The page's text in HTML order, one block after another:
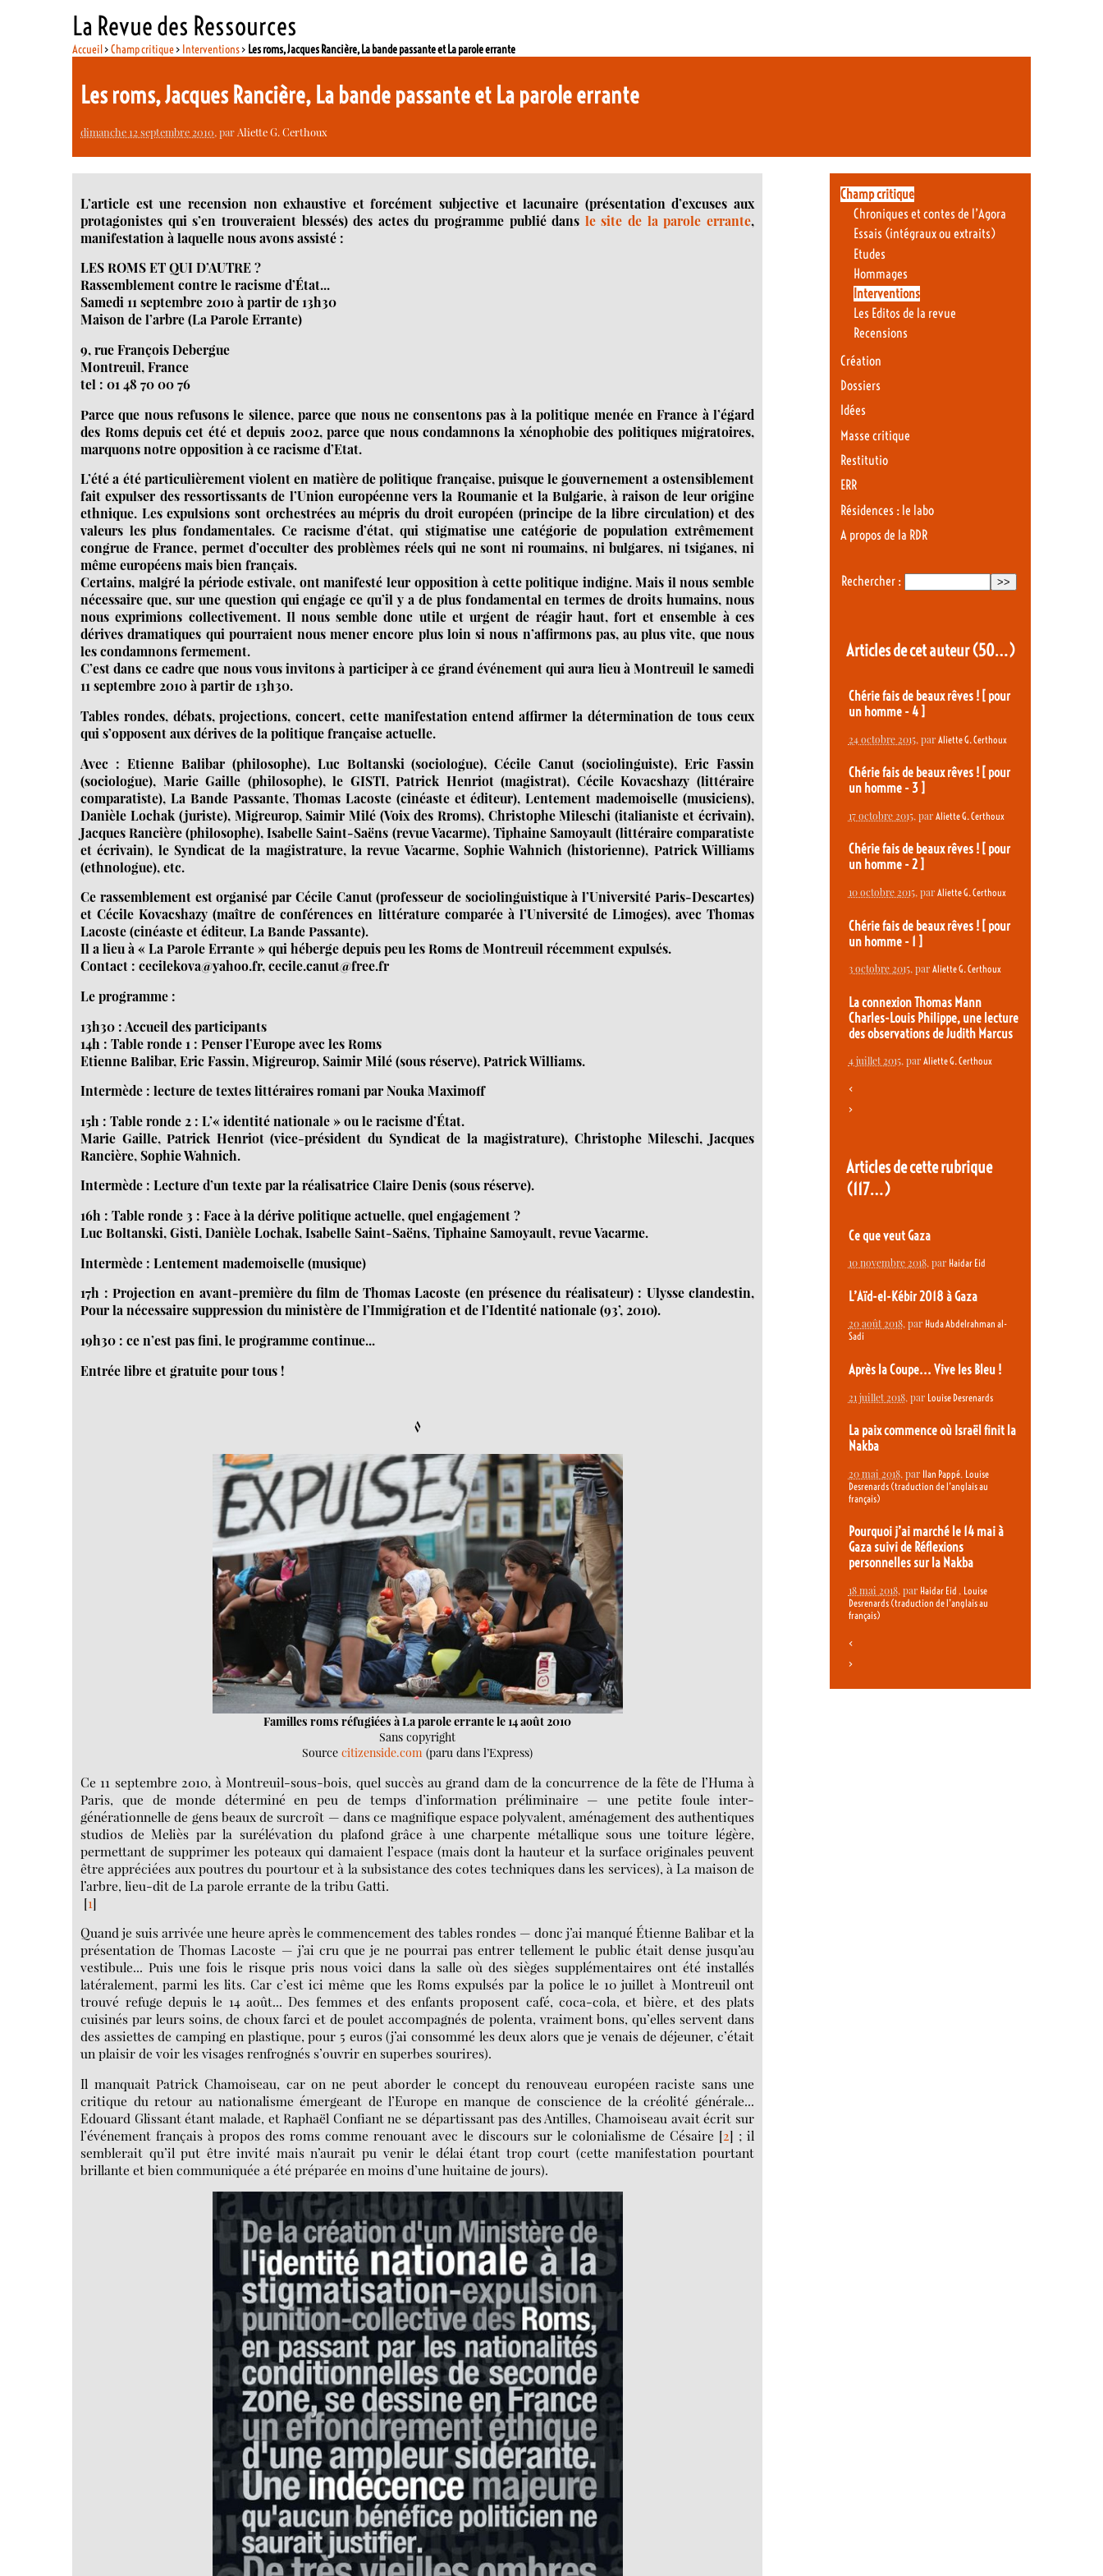
La Revue des Ressources
Accueil>Champ critique> Interventions> Les roms, Jacques Rancière, La bande passante et La parole errante
Les roms, Jacques Rancière, La bande passante et La parole errante
dimanche 12 septembre 2010, parAliette G. Certhoux
L’article est une recension non exhaustive et forcément subjective et lacunaire (présentation d’excuses aux
protagonistes qui s’en trouveraient blessés) des actes du programme publié dans le site de la parole errante,
manifestation à laquelle nous avons assisté :
LES ROMS ET QUI D’AUTRE ?
Rassemblement contre le racisme d’État...
Samedi 11 septembre 2010 à partir de 13h30
Maison de l’arbre (La Parole Errante)
9, rue François Debergue
Montreuil, France
tel : 01 48 70 00 76
Parce que nous refusons le silence, parce que nous ne consentons pas à la politique menée en France à l’égard
des Roms depuis cet été et depuis 2002, parce que nous condamnons la xénophobie des politiques migratoires,
marquons notre opposition à ce racisme d’Etat.
L’été a été particulièrement violent en matière de politique française, puisque le gouvernement a ostensiblement
fait expulser des ressortissants de l’Union européenne vers la Roumanie et la Bulgarie, à raison de leur origine
ethnique. Les expulsions sont orchestrées au mépris du droit européen (principe de la libre circulation) et des
valeurs les plus fondamentales. Ce racisme d’état, qui stigmatise une catégorie de population extrêmement
congrue de France, permet d’occulter des problèmes réels qui ne sont ni roumains, ni bulgares, ni tsiganes, ni
même européens mais bien français.
Certains, malgré la période estivale, ont manifesté leur opposition à cette politique indigne. Mais il nous semble
nécessaire que, sur une question qui engage ce qu’il y a de plus fondamental en termes de droits humains, nous
nous exprimions collectivement. Il nous semble donc utile et urgent de réagir haut, fort et ensemble à ces
dérives dramatiques qui pourraient nous mener encore plus loin si nous n’affirmons pas, au plus vite, que nous
les condamnons fermement.
C’est dans ce cadre que nous vous invitons à participer à ce grand événement qui aura lieu à Montreuil le samedi
11 septembre 2010 à partir de 13h30.
Tables rondes, débats, projections, concert, cette manifestation entend affirmer la détermination de tous ceux
qui s’opposent aux dérives de la politique française actuelle.
Avec : Etienne Balibar (philosophe), Luc Boltanski (sociologue), Cécile Canut (sociolinguiste), Eric Fassin
(sociologue), Marie Gaille (philosophe), le GISTI, Patrick Henriot (magistrat), Cécile Kovacshazy (littéraire
comparatiste), La Bande Passante, Thomas Lacoste (cinéaste et éditeur), Lentement mademoiselle (musiciens),
Danièle Lochak (juriste), Migreurop, Saimir Milé (Voix des Rroms), Christophe Mileschi (italianiste et écrivain),
Jacques Rancière (philosophe), Isabelle Saint-Saëns (revue Vacarme), Tiphaine Samoyault (littéraire comparatiste
et écrivain), le Syndicat de la magistrature, la revue Vacarme, Sophie Wahnich (historienne), Patrick Williams
(ethnologue), etc.
Ce rassemblement est organisé par Cécile Canut (professeur de sociolinguistique à l’Université Paris-Descartes)
et Cécile Kovacshazy (maître de conférences en littérature comparée à l’Université de Limoges), avec Thomas
Lacoste (cinéaste et éditeur, La Bande Passante).
Il a lieu à « La Parole Errante » qui héberge depuis peu les Roms de Montreuil récemment expulsés.
Contact : cecilekova@yahoo.fr, cecile.canut@free.fr
Le programme :
13h30 : Accueil des participants
14h : Table ronde 1 : Penser l’Europe avec les Roms
Etienne Balibar, Eric Fassin, Migreurop, Saimir Milé (sous réserve), Patrick Williams.
Intermède : lecture de textes littéraires romani par Nouka Maximoff
15h : Table ronde 2 : L’« identité nationale » ou le racisme d’État.
Marie Gaille, Patrick Henriot (vice-président du Syndicat de la magistrature), Christophe Mileschi, Jacques
Rancière, Sophie Wahnich.
Intermède : Lecture d’un texte par la réalisatrice Claire Denis (sous réserve).
16h : Table ronde 3 : Face à la dérive politique actuelle, quel engagement ?
Luc Boltanski, Gisti, Danièle Lochak, Isabelle Saint-Saëns, Tiphaine Samoyault, revue Vacarme.
Intermède : Lentement mademoiselle (musique)
17h : Projection en avant-première du film de Thomas Lacoste (en présence du réalisateur) : Ulysse clandestin,
Pour la nécessaire suppression du ministère de l’Immigration et de l’Identité nationale (93’, 2010).
19h30 : ce n’est pas fini, le programme continue...
Entrée libre et gratuite pour tous !
◊
Familles roms réfugiées à La parole errante le 14 août 2010
Sans copyright
Sourcecitizenside.com (paru dans l’Express)
Ce 11 septembre 2010, à Montreuil-sous-bois, quel succès au grand dam de la concurrence de la fête de l’Huma à
Paris, que de monde déterminé en peu de temps d’information préliminaire — une petite foule inter-
générationnelle de gens beaux de surcroît — dans ce magnifique espace polyvalent, aménagement des authentiques
studios de Meliès par la surélévation du plafond grâce à une charpente métallique sous une toiture légère,
permettant de supprimer les poteaux qui damaient l’espace (mais dont la hauteur et la surface originales peuvent
être appréciées aux poutres du pourtour et à la subsistance des cotes techniques dans les services), à La maison de
l’arbre, lieu-dit de La parole errante de la tribu Gatti.
[1]
Quand je suis arrivée une heure après le commencement des tables rondes — donc j’ai manqué Étienne Balibar et la
présentation de Thomas Lacoste — j’ai cru que je ne pourrai pas entrer tellement le public était dense jusqu’au
vestibule... Puis une fois le risque pris nous voici dans la salle où des sièges supplémentaires ont été installés
latéralement, parmi les lits. Car c’est ici même que les Roms expulsés par la police le 10 juillet à Montreuil ont
trouvé refuge depuis le 14 août... Des femmes et des enfants proposent café, coca-cola, et bière, et des plats
cuisinés par leurs soins, de choux farci et de poulet accompagnés de polenta, vraiment bons, qu’elles servent dans
des assiettes de camping en plastique, pour 5 euros (j’ai consommé les deux alors que je venais de déjeuner, c’était
un plaisir de voir les visages renfrognés s’ouvrir en superbes sourires).
Il manquait Patrick Chamoiseau, car on ne peut aborder le concept du renouveau européen raciste sans une
critique du retour au nationalisme émergeant de l’Europe en manque de conscience de la créolité générale...
Edouard Glissant étant malade, et Raphaël Confiant ne se départissant pas des Antilles, Chamoiseau avait écrit sur
l’événement français à propos des roms comme renouant avec le discours sur le colonialisme de Césaire [2] ; il
semblerait qu’il put être invité mais n’aurait pu venir le délai étant trop court (cette manifestation pourtant
brillante et bien communiquée a été préparée en moins d’une huitaine de jours).
Champ critique
Chroniques et contes de l’Agora
Essais (intégraux ou extraits)
Etudes
Hommages
Interventions
Les Editos de la revue
Recensions
Création
Dossiers
Idées
Masse critique
Restitutio
ERR
Résidences : le labo
A propos de la RDR
Rechercher :
Articles de cet auteur(50…)
Chérie fais de beaux rêves ! [ pour
un homme - 4 ]
24 octobre 2015, par Aliette G. Certhoux
Chérie fais de beaux rêves ! [ pour
un homme - 3 ]
17 octobre 2015, par Aliette G. Certhoux
Chérie fais de beaux rêves ! [ pour
un homme - 2 ]
10 octobre 2015, par Aliette G. Certhoux
Chérie fais de beaux rêves ! [ pour
un homme - 1 ]
3 octobre 2015, par Aliette G. Certhoux
La connexion Thomas Mann
Charles-Louis Philippe, une lecture
des observations de Judith Marcus
4 juillet 2015, par Aliette G. Certhoux
<
>
Articles de cette rubrique
(117…)
Ce que veut Gaza
10 novembre 2018, par Haidar Eid
L’Aïd-el-Kébir 2018 à Gaza
20 août 2018, par Huda Abdelrahman al-
Sadi
Après la Coupe... Vive les Bleu !
21 juillet 2018, par Louise Desrenards
La paix commence où Israël finit la
Nakba
20 mai 2018, par Ilan Pappé, Louise
Desrenards (traduction de l’anglais au
français)
Pourquoi j’ai marché le 14 mai à
Gaza suivi de Réflexions
personnelles sur la Nakba
18 mai 2018, par Haidar Eid , Louise
Desrenards (traduction de l’anglais au
français)
<
>